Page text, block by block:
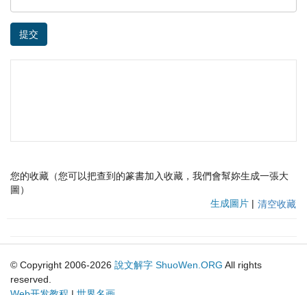
提交
您的收藏（您可以把查到的篆書加入收藏，我們會幫妳生成一張大
圖）
生成圖片 | 清空收藏
© Copyright 2006-2026 說文解字 ShuoWen.ORG All rights
reserved.